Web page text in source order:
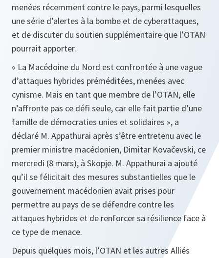
menées récemment contre le pays, parmi lesquelles
une série d’alertes à la bombe et de cyberattaques,
et de discuter du soutien supplémentaire que l’OTAN
pourrait apporter.
« La Macédoine du Nord est confrontée à une vague
d’attaques hybrides préméditées, menées avec
cynisme. Mais en tant que membre de l’OTAN, elle
n’affronte pas ce défi seule, car elle fait partie d’une
famille de démocraties unies et solidaires », a
déclaré M. Appathurai après s’être entretenu avec le
premier ministre macédonien, Dimitar Kovačevski, ce
mercredi (8 mars), à Skopje. M. Appathurai a ajouté
qu’il se félicitait des mesures substantielles que le
gouvernement macédonien avait prises pour
permettre au pays de se défendre contre les
attaques hybrides et de renforcer sa résilience face à
ce type de menace.
Depuis quelques mois, l’OTAN et les autres Alliés